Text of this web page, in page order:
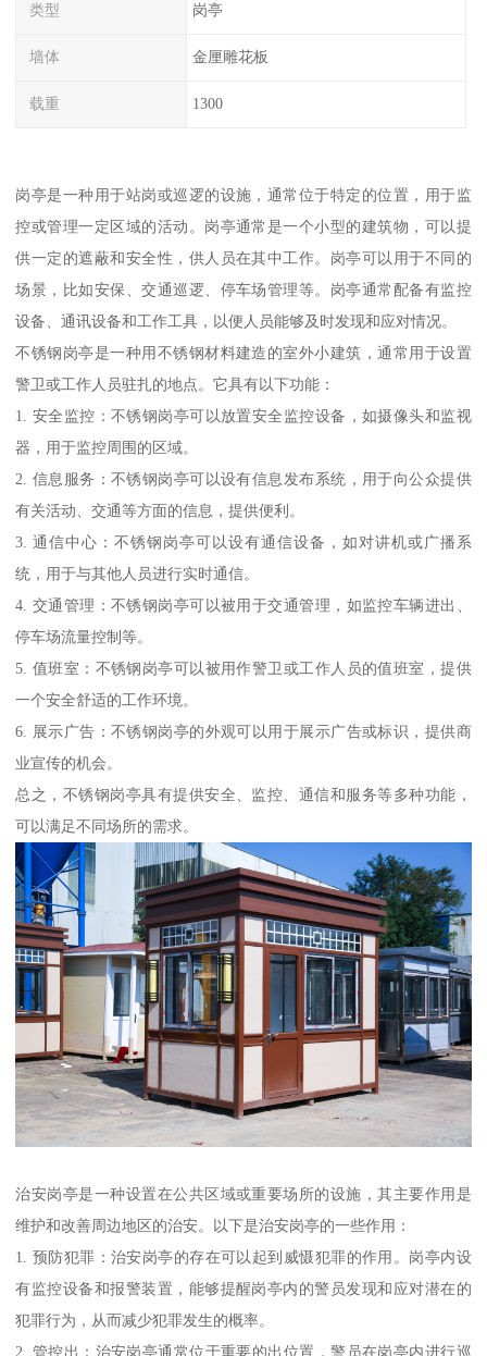
类型 岗亭
墙体 金厘雕花板
载重 1300
岗亭是一种用于站岗或巡逻的设施，通常位于特定的位置，用于监
控或管理一定区域的活动。岗亭通常是一个小型的建筑物，可以提
供一定的遮蔽和安全性，供人员在其中工作。岗亭可以用于不同的
场景，比如安保、交通巡逻、停车场管理等。岗亭通常配备有监控
设备、通讯设备和工作工具，以便人员能够及时发现和应对情况。
不锈钢岗亭是一种用不锈钢材料建造的室外小建筑，通常用于设置
警卫或工作人员驻扎的地点。它具有以下功能：
1. 安全监控：不锈钢岗亭可以放置安全监控设备，如摄像头和监视
器，用于监控周围的区域。
2. 信息服务：不锈钢岗亭可以设有信息发布系统，用于向公众提供
有关活动、交通等方面的信息，提供便利。
3. 通信中心：不锈钢岗亭可以设有通信设备，如对讲机或广播系
统，用于与其他人员进行实时通信。
4. 交通管理：不锈钢岗亭可以被用于交通管理，如监控车辆进出、
停车场流量控制等。
5. 值班室：不锈钢岗亭可以被用作警卫或工作人员的值班室，提供
一个安全舒适的工作环境。
6. 展示广告：不锈钢岗亭的外观可以用于展示广告或标识，提供商
业宣传的机会。
总之，不锈钢岗亭具有提供安全、监控、通信和服务等多种功能，
可以满足不同场所的需求。
治安岗亭是一种设置在公共区域或重要场所的设施，其主要作用是
维护和改善周边地区的治安。以下是治安岗亭的一些作用：
1. 预防犯罪：治安岗亭的存在可以起到威慑犯罪的作用。岗亭内设
有监控设备和报警装置，能够提醒岗亭内的警员发现和应对潜在的
犯罪行为，从而减少犯罪发生的概率。
2. 管控出：治安岗亭通常位于重要的出位置，警员在岗亭内进行巡